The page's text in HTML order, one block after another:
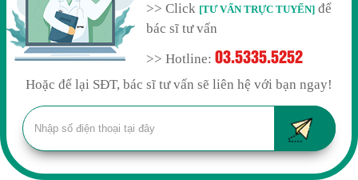
>> Click [TƯ VẤN TRỰC TUYẾN] để
bác sĩ tư vấn
>> Hotline:03.5335.5252
Hoặc để lại SĐT, bác sĩ tư vấn sẽ liên hệ với bạn ngay!